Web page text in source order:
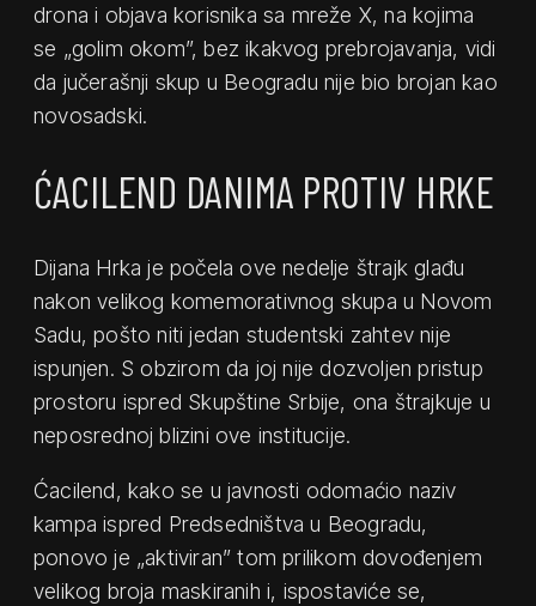
drona i objava korisnika sa mreže X, na kojima
se „golim okom”, bez ikakvog prebrojavanja, vidi
da jučerašnji skup u Beogradu nije bio brojan kao
novosadski.
ĆACILEND DANIMA PROTIV HRKE
Dijana Hrka je počela ove nedelje štrajk glađu
nakon velikog komemorativnog skupa u Novom
Sadu, pošto niti jedan studentski zahtev nije
ispunjen. S obzirom da joj nije dozvoljen pristup
prostoru ispred Skupštine Srbije, ona štrajkuje u
neposrednoj blizini ove institucije.
Ćacilend, kako se u javnosti odomaćio naziv
kampa ispred Predsedništva u Beogradu,
ponovo je „aktiviran” tom prilikom dovođenjem
velikog broja maskiranih i, ispostaviće se,